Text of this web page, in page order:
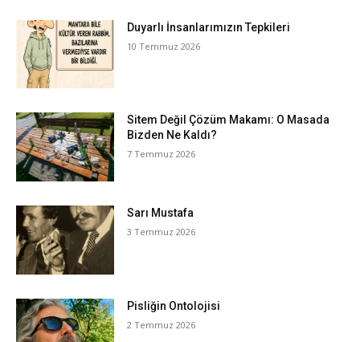
Duyarlı İnsanlarımızın Tepkileri
10 Temmuz 2026
Sitem Değil Çözüm Makamı: O Masada
Bizden Ne Kaldı?
7 Temmuz 2026
Sarı Mustafa
3 Temmuz 2026
Pisliğin Ontolojisi
2 Temmuz 2026